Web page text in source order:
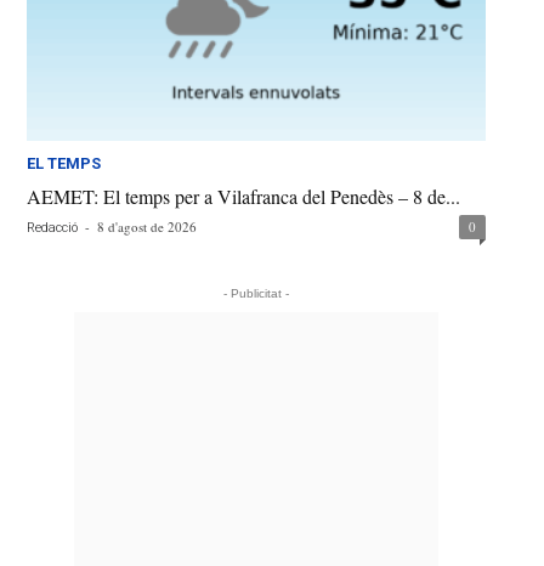
EL TEMPS
AEMET: El temps per a Vilafranca del Penedès – 8 de...
Redacció - 8 d'agost de 2026 0
- Publicitat -